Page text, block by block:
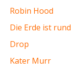
Robin Hood
Die Erde ist rund
Drop
Kater Murr